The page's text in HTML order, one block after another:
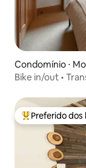
Condomínio ⋅
Bike in/out •
Entre os
Preferido dos